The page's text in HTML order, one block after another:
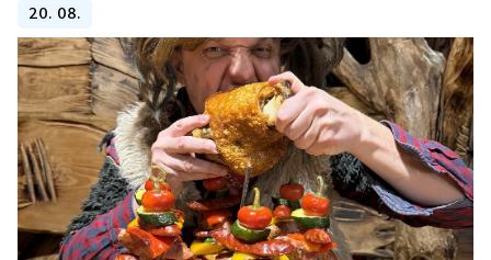
20. 08.